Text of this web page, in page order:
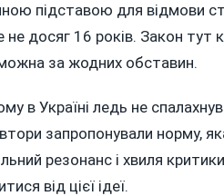
підставою для відмови
не досяг 16 років. Закон
за жодних обставин.
в Україні ледь не
запропонували норму,
резонанс і хвиля
від цієї ідеї.